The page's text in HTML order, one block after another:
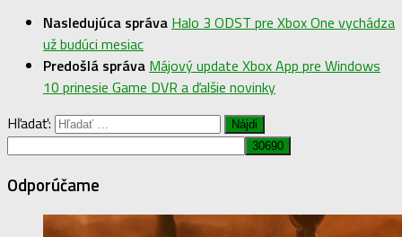
Nasledujúca správa Halo 3 ODST pre Xbox One vychádza
už budúci mesiac
Predošlá správa Májový update Xbox App pre Windows
10 prinesie Game DVR a ďalšie novinky
Hľadať:
Odporúčame